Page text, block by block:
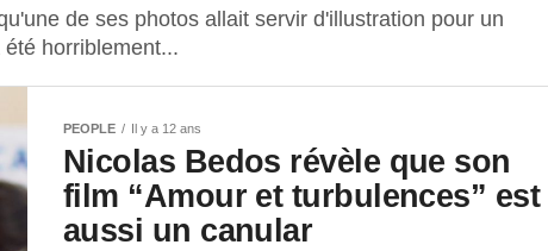
de ses photos allait servir d'illustration pour un
horriblement...
PEOPLE Il y a 12 ans
Nicolas Bedos révèle que son
film “Amour et turbulences” est
aussi un canular